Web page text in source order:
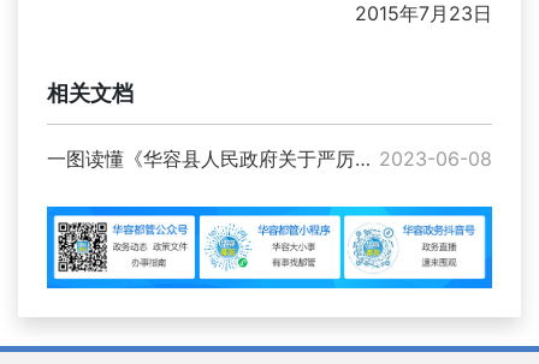
2015年7月23日
相关文档
一图读懂《华容县人民政府关于严厉打击各类非法营运车辆的通告》 2023-06-08